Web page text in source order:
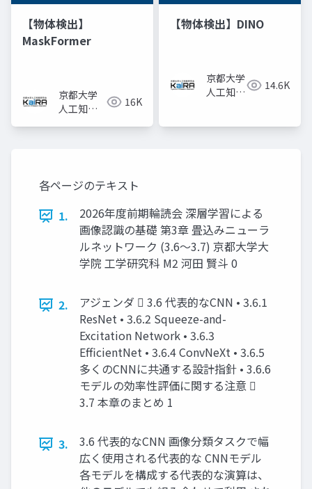
【物体検出】
MaskFormer
京都大学
人工知能
16K
【物体検出】DINO
京都大学
人工知能
14.6K
各ページのテキスト
1.
2026年度前期輪読会 深層学習による
画像認識の基礎 第3章 畳込みニューラ
ルネットワーク (3.6～3.7) 京都大学大
学院 工学研究科 M2 河田 賢斗 0
2.
アジェンダ  3.6 代表的なCNN • 3.6.1
ResNet • 3.6.2 Squeeze-and-
Excitation Network • 3.6.3
EfficientNet • 3.6.4 ConvNeXt • 3.6.5
多くのCNNに共通する設計指針 • 3.6.6
モデルの効率性評価に関する注意 
3.7 本章のまとめ 1
3.
3.6 代表的なCNN 画像分類タスクで幅
広く使用される代表的な CNNモデル
各モデルを構成する代表的な演算は、